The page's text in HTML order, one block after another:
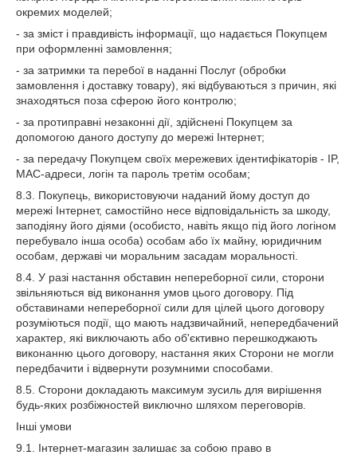
окремих моделей;
- за зміст і правдивість інформації, що надається Покупцем
при оформленні замовлення;
- за затримки та перебої в наданні Послуг (обробки
замовлення і доставку товару), які відбуваються з причин, які
знаходяться поза сферою його контролю;
- за протиправні незаконні дії, здійснені Покупцем за
допомогою даного доступу до мережі Інтернет;
- за передачу Покупцем своїх мережевих ідентифікаторів - IP,
MAC-адреси, логін та пароль третім особам;
8.3. Покупець, використовуючи наданий йому доступ до
мережі Інтернет, самостійно несе відповідальність за шкоду,
заподіяну його діями (особисто, навіть якщо під його логіном
перебувало інша особа) особам або їх майну, юридичним
особам, державі чи моральним засадам моральності.
8.4. У разі настання обставин непереборної сили, сторони
звільняються від виконання умов цього договору. Під
обставинами непереборної сили для цілей цього договору
розуміються події, що мають надзвичайний, непередбачений
характер, які виключають або об'єктивно перешкоджають
виконанню цього договору, настання яких Сторони не могли
передбачити і відвернути розумними способами.
8.5. Сторони докладають максимум зусиль для вирішення
будь-яких розбіжностей виключно шляхом переговорів.
Інші умови
9.1. Інтернет-магазин залишає за собою право в